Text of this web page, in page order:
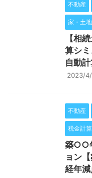
不動産
家・土
【相
算シ
自動
2023/
不動産
税金計
築○○
ョン
経年減